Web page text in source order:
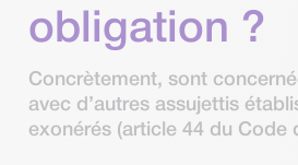
obligation ?
Concrètement, sont
avec d’autres assujettis
exonérés (article 44 du Code